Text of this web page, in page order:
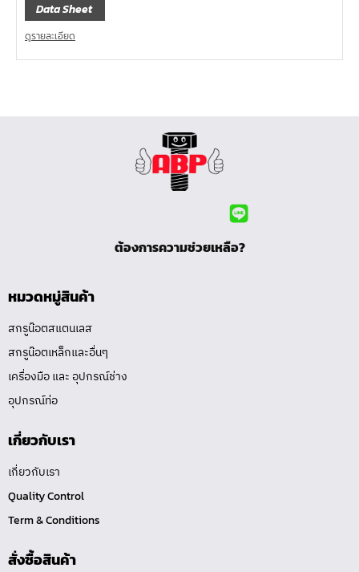
Data Sheet
ดูรายละเอียด
ต้องการความช่วยเหลือ?
หมวดหมู่สินค้า
สกรูน๊อตสแตนเลส
สกรูน๊อตเหล็กและอื่นๆ
เครื่องมือ และ อุปกรณ์ช่าง
อุปกรณ์ท่อ
เกี่ยวกับเรา
เกี่ยวกับเรา
Quality Control
Term & Conditions
สั่งซื้อสินค้า